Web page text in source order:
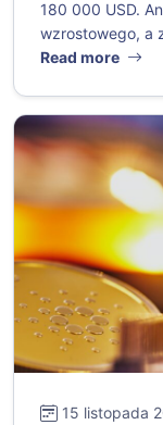
180 000 USD.
wzrostowego, a
Read more
15 listopada